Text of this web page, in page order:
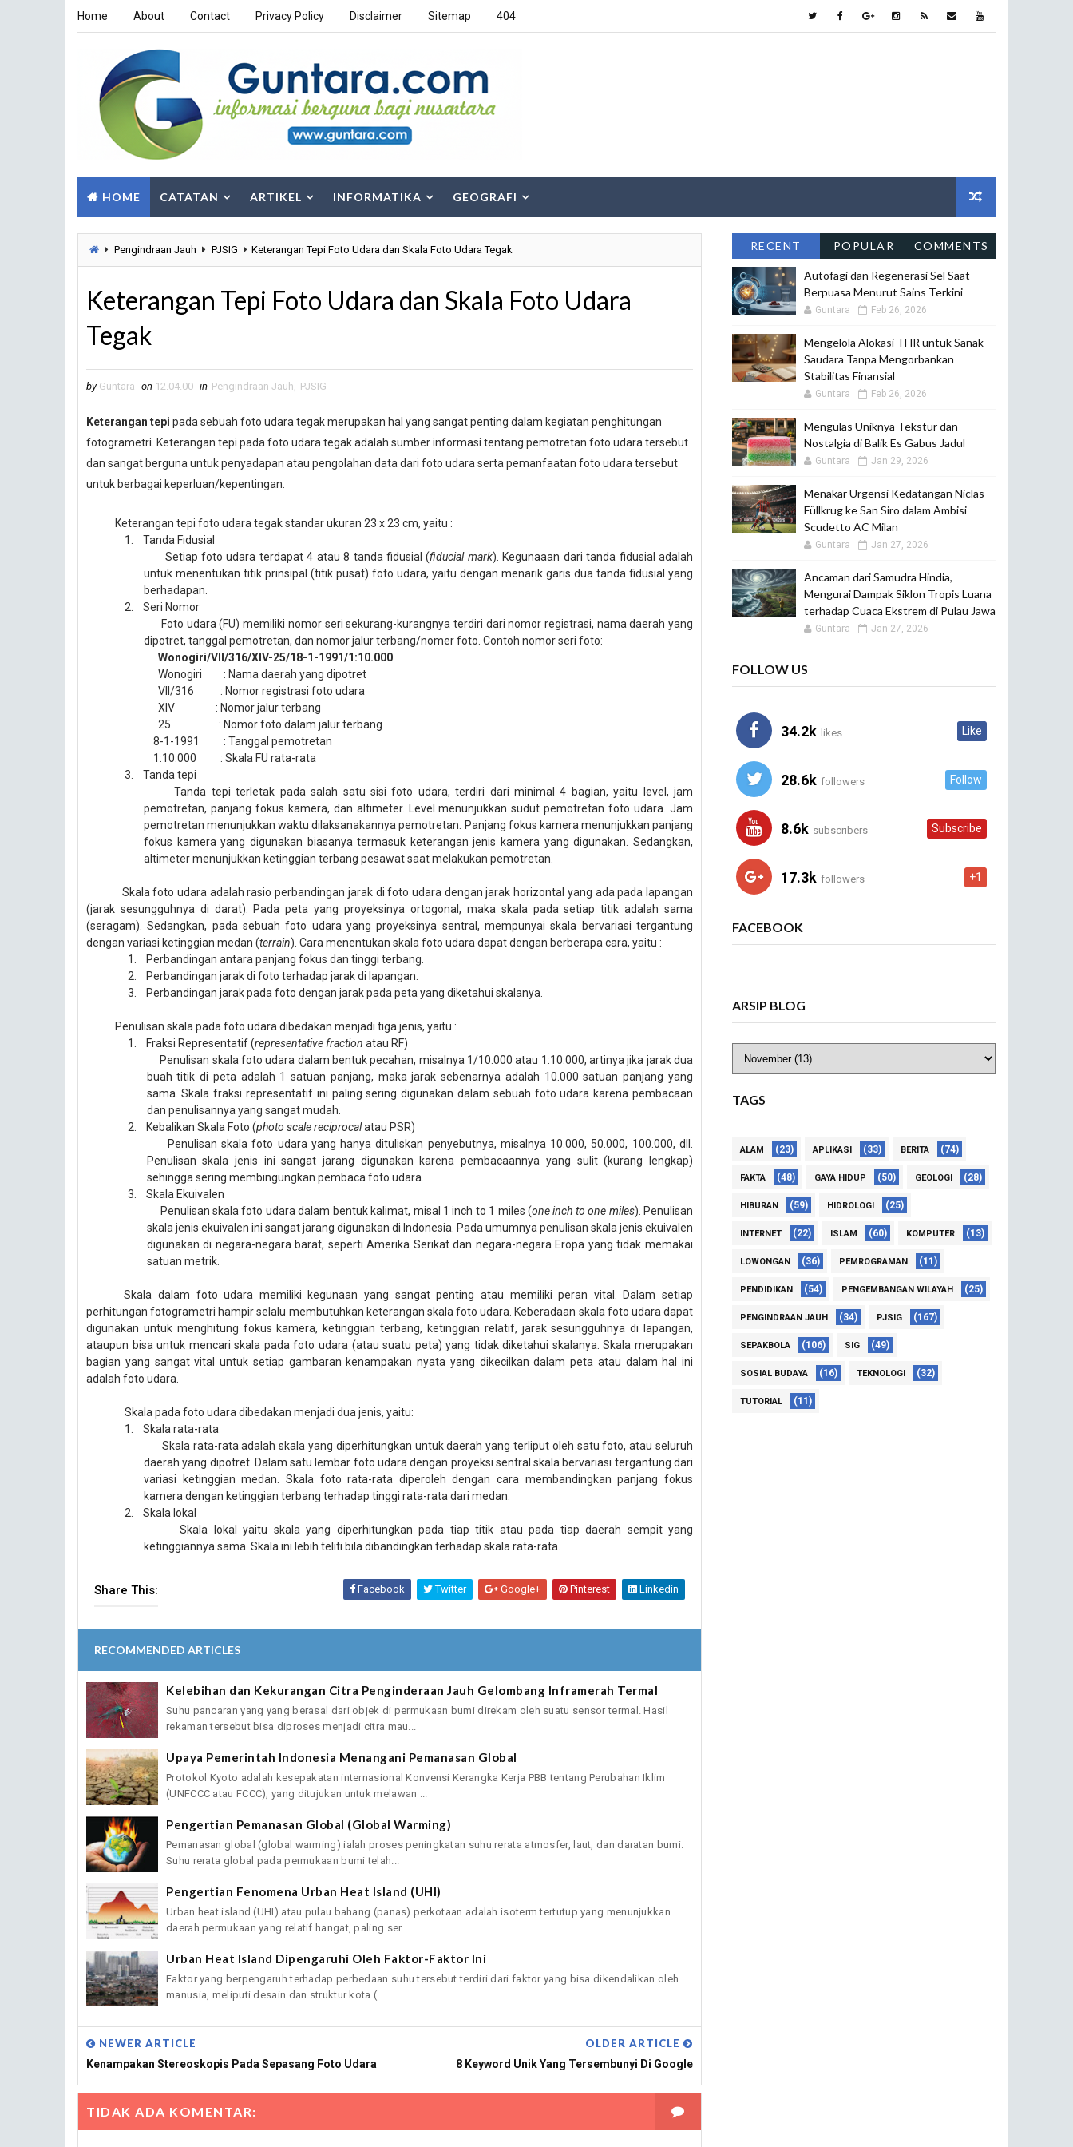
Home About Contact Privacy Policy Disclaimer Sitemap 404
HOME CATATAN ARTIKEL INFORMATIKA GEOGRAFI
Pengindraan Jauh PJSIG Keterangan Tepi Foto Udara dan Skala Foto Udara Tegak
Keterangan Tepi Foto Udara dan Skala Foto Udara
Tegak
by Guntara on 12.04.00 in Pengindraan Jauh, PJSIG
Keterangan tepi pada sebuah foto udara tegak merupakan hal yang sangat penting dalam kegiatan penghitungan
fotogrametri. Keterangan tepi pada foto udara tegak adalah sumber informasi tentang pemotretan foto udara tersebut
dan sangat berguna untuk penyadapan atau pengolahan data dari foto udara serta pemanfaatan foto udara tersebut
untuk berbagai keperluan/kepentingan.
Keterangan tepi foto udara tegak standar ukuran 23 x 23 cm, yaitu :
1.
Tanda Fidusial
Setiap foto udara terdapat 4 atau 8 tanda fidusial (fiducial mark) Kegunaaan dari tanda fidusial adalah
untuk menentukan titik prinsipal (titik pusat) foto udara, yaitu dengan menarik garis dua tanda fidusial yang
berhadapan.
2.
Seri Nomor
Foto udara (FU) memiliki nomor seri sekurang-kurangnya terdiri dari nomor registrasi, nama daerah yang
dipotret, tanggal pemotretan, dan nomor jalur terbang/nomer foto. Contoh nomor seri foto:
Wonogiri/VII/316/XIV-25/18-1-1991/1:10.000
Wonogiri
: Nama daerah yang dipotret
VII/316
: Nomor registrasi foto udara
XIV
: Nomor jalur terbang
25
: Nomor foto dalam jalur terbang
8-1-1991
: Tanggal pemotretan
1:10.000
: Skala FU rata-rata
3.
Tanda tepi
Tanda tepi terletak pada salah satu sisi foto udara, terdiri dari minimal 4 bagian, yaitu level, jam
pemotretan, panjang fokus kamera, dan altimeter. Level menunjukkan sudut pemotretan foto udara. Jam
pemotretan menunjukkan waktu dilaksanakannya pemotretan. Panjang fokus kamera menunjukkan panjang
fokus kamera yang digunakan biasanya termasuk keterangan jenis kamera yang digunakan. Sedangkan,
altimeter menunjukkan ketinggian terbang pesawat saat melakukan pemotretan.
Skalafoto udara adalah rasioperbandingan jarak di foto udara dengan jarak horizontal yang ada pada lapangan
(jarak sesungguhnya di darat) . Pada peta yang proyeksinya ortogonal, maka skala pada setiap titik adalahsama
(seragam). Sedangkan, pada sebuah foto udarayang proyeksinya sentral, mempunyai skala bervariasi tergantung
dengan variasi ketinggian medan (terrain). Cara menentukan skala foto udara dapat dengan berberapa cara, yaitu :
1.
Perbandingan antara panjang fokus dan tinggi terbang
2.
Perbandingan jarak di foto terhadap jarak di lapangan
3.
Perbandingan jarak pada foto dengan jarak pada peta yang diketahui skalanya.
Penulisan skala pada foto udara dibedakan menjadi tiga jenis, yaitu :
1.
Fraksi Representatif (representative fraction atau RF)
Penulisan skala foto udara dalam bentuk pecahan, misalnya 1/10.000 atau 1:10.000, artinya jika jarak dua
buah titik di peta adalah 1 satuan panjang, maka jarak sebenarnya adalah 10.000 satuan panjang yang
sama. Skala fraksi representatif ini paling sering digunakan dalam sebuah foto udara karena pembacaan
dan penulisannya yang sangat mudah.
2.
Kebalikan Skala Foto (photo scale reciprocalatau PSR)
Penulisan skala foto udara yang hanya dituliskan penyebutnya, misalnya 10.000, 50.000, 100.000, dll.
Penulisan skala jenis ini sangat jarang digunakan karena pembacaannya yang sulit (kurang lengkap)
sehingga sering membingungkan pembaca foto udara.
3.
Skala Ekuivalen
Penulisan skala foto udara dalam bentuk kalimat, misal 1 inch to 1 miles (one inch to one miles). Penulisan
skala jenis ekuivalen ini sangat jarang digunakan di Indonesia. Pada umumnya penulisan skala jenis ekuivalen
digunakan di negara-negara barat, seperti Amerika Serikat dan negara-negara Eropa yang tidak memakai
satuan metrik.
Skala dalam foto udara memiliki kegunaan yang sangat penting atau memiliki peran vital. Dalam setiap
perhitungan fotogrametri hampir selalu membutuhkan keterangan skala foto udara. Keberadaan skala foto udara dapat
digunakan untuk menghitung fokus kamera, ketinggian terbang, ketinggian relatif, jarak sesungguhnya di lapangan,
ataupun bisa untuk mencari skala pada foto udara (atau suatu peta) yang tidak diketahui skalanya. Skala merupakan
bagian yang sangat vital untuk setiap gambaran kenampakan nyata yang dikecilkan dalam peta atau dalam hal ini
adalah foto udara.
Skala pada foto udara dibedakan menjadi dua jenis, yaitu:
1.
Skala rata-rata
Skala rata-rata adalah skala yang diperhitungkan untuk daerah yang terliput oleh satu foto, atau seluruh
daerah yang dipotret. Dalam satu lembar foto udara dengan proyeksi sentral skala bervariasi tergantung dari
variasi ketinggian medan. Skala foto rata-rata diperoleh dengancara membandingkan panjang fokus
kamera dengan ketinggian terbang terhadap tinggi rata-rata dari medan.
2.
Skala lokal
Skala lokal yaitu skala yang diperhitungkan pada tiap titik atau pada tiap daerah sempit yang
ketinggiannya sama. Skala ini lebih teliti bila dibandingkan terhadap skala rata-rata.
Share This: Facebook Twitter Google+ Pinterest Linkedin
RECOMMENDED ARTICLES
Kelebihan dan Kekurangan Citra Penginderaan Jauh Gelombang Inframerah Termal
Suhu pancaran yang yang berasal dari objek di permukaan bumi direkam oleh suatu sensor termal. Hasil
rekaman tersebut bisa diproses menjadi citra mau...
Upaya Pemerintah Indonesia Menangani Pemanasan Global
Protokol Kyoto adalah kesepakatan internasional Konvensi Kerangka Kerja PBB tentang Perubahan Iklim
(UNFCCC atau FCCC), yang ditujukan untuk melawan ...
Pengertian Pemanasan Global (Global Warming)
Pemanasan global (global warming) ialah proses peningkatan suhu rerata atmosfer, laut, dan daratan bumi.
Suhu rerata global pada permukaan bumi telah...
Pengertian Fenomena Urban Heat Island (UHI)
Urban heat island (UHI) atau pulau bahang (panas) perkotaan adalah isoterm tertutup yang menunjukkan
daerah permukaan yang relatif hangat, paling ser...
Urban Heat Island Dipengaruhi Oleh Faktor-Faktor Ini
Faktor yang berpengaruh terhadap perbedaan suhu tersebut terdiri dari faktor yang bisa dikendalikan oleh
manusia, meliputi desain dan struktur kota (...
NEWER ARTICLE
Kenampakan Stereoskopis Pada Sepasang Foto Udara
OLDER ARTICLE
8 Keyword Unik Yang Tersembunyi Di Google
TIDAK ADA KOMENTAR:
RECENT POPULAR COMMENTS
Autofagi dan Regenerasi Sel Saat
Berpuasa Menurut Sains Terkini
Guntara Feb 26, 2026
Mengelola Alokasi THR untuk Sanak
Saudara Tanpa Mengorbankan
Stabilitas Finansial
Guntara Feb 26, 2026
Mengulas Uniknya Tekstur dan
Nostalgia di Balik Es Gabus Jadul
Guntara Jan 29, 2026
Menakar Urgensi Kedatangan Niclas
Füllkrug ke San Siro dalam Ambisi
Scudetto AC Milan
Guntara Jan 27, 2026
Ancaman dari Samudra Hindia,
Mengurai Dampak Siklon Tropis Luana
terhadap Cuaca Ekstrem di Pulau Jawa
Guntara Jan 27, 2026
FOLLOW US
34.2k likes Like
28.6k followers Follow
8.6k subscribers Subscribe
17.3k followers +1
FACEBOOK
ARSIP BLOG
TAGS
ALAM (23) APLIKASI (33) BERITA (74)
FAKTA (48) GAYA HIDUP (50) GEOLOGI (28)
HIBURAN (59) HIDROLOGI (25)
INTERNET (22) ISLAM (60) KOMPUTER (13)
LOWONGAN (36) PEMROGRAMAN (11)
PENDIDIKAN (54) PENGEMBANGAN WILAYAH (25)
PENGINDRAAN JAUH (34) PJSIG (167)
SEPAKBOLA (106) SIG (49)
SOSIAL BUDAYA (16) TEKNOLOGI (32)
TUTORIAL (11)